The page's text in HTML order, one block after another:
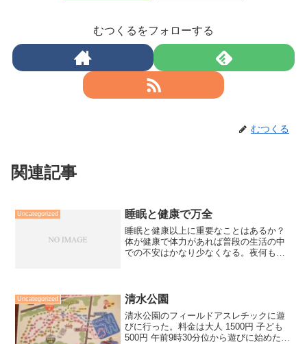
むつくるをフォローする
むつくる
関連記事
Uncategorized 睡眠と健康で万全
睡眠と健康以上に重要なことはあるか？
体が健康で体力があれば普段の生活の中
での不安はかなり少なくなる。夜何もな
Uncategorized 清水公園
清水公園のフィールドアスレチックに遊
びに行った。料金は大人 1500円 子ども
500円 午前9時30分位から遊びに始めた。